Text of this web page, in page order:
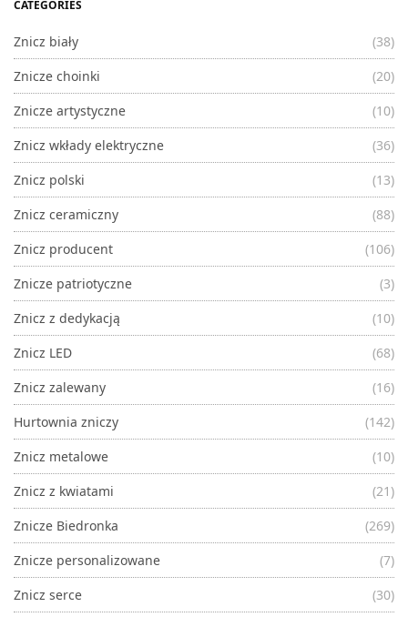
CATEGORIES
Znicz biały
(38)
Znicze choinki
(20)
Znicze artystyczne
(10)
Znicz wkłady elektryczne
(36)
Znicz polski
(13)
Znicz ceramiczny
(88)
Znicz producent
(106)
Znicze patriotyczne
(3)
Znicz z dedykacją
(10)
Znicz LED
(68)
Znicz zalewany
(16)
Hurtownia zniczy
(142)
Znicz metalowe
(10)
Znicz z kwiatami
(21)
Znicze Biedronka
(269)
Znicze personalizowane
(7)
Znicz serce
(30)